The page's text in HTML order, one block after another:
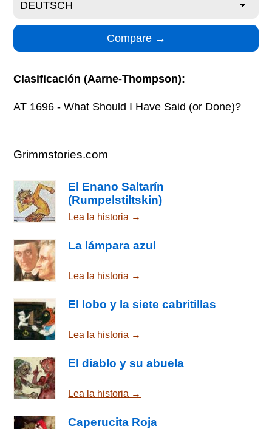
Clasificación (Aarne-Thompson):
AT 1696 - What Should I Have Said (or Done)?
Grimmstories.com
El Enano Saltarín
(Rumpelstiltskin)
Lea la historia →
La lámpara azul
Lea la historia →
El lobo y la siete cabritillas
Lea la historia →
El diablo y su abuela
Lea la historia →
Caperucita Roja